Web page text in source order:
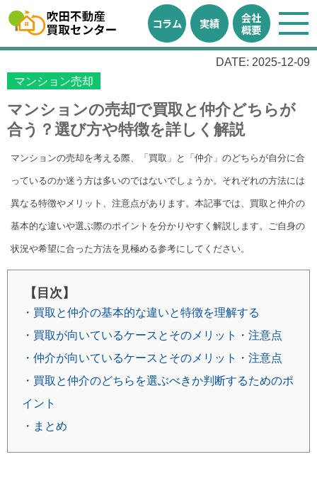
コラム 実績
会社
概要
DATE: 2025-12-09
マンション売却
マンションの売却で買取と仲介どちらが
合う？選び方や特徴を詳しく解説
マンションの売却を考える際、「買取」と「仲介」のどちらが自分に合
っているのか迷う方は多いのではないでしょうか。それぞれの方法には
異なる特徴やメリット、注意点があります。本記事では、買取と仲介の
基本的な違いや選ぶ際のポイントを分かりやすく解説します。ご自身の
状況や希望に合った方法を見極める参考にしてください。
【目次】
・買取と仲介の基本的な違いと特徴を理解する
・買取が向いているケースとそのメリット・注意点
・仲介が向いているケースとそのメリット・注意点
・買取と仲介のどちらを選ぶべきか判断するためのポ
イント
・まとめ